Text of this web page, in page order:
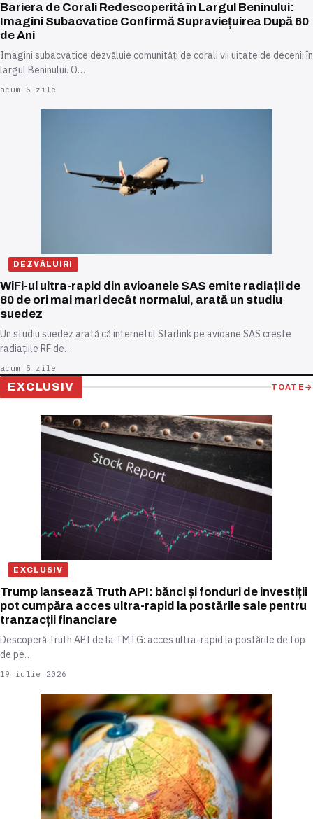
Bariera de Corali Redescoperită în Largul Beninului:
Imagini Subacvatice Confirmă Supraviețuirea După 60
de Ani
Imagini subacvatice dezvăluie comunități de corali vii uitate de decenii în
largul Beninului. O…
acum 5 zile
DEZVĂLUIRI
WiFi-ul ultra-rapid din avioanele SAS emite radiații de
80 de ori mai mari decât normalul, arată un studiu
suedez
Un studiu suedez arată că internetul Starlink pe avioane SAS crește
radiațiile RF de…
acum 5 zile
EXCLUSIV TOATE →
EXCLUSIV
Trump lansează Truth API: bănci și fonduri de investiții
pot cumpăra acces ultra-rapid la postările sale pentru
tranzacții financiare
Descoperă Truth API de la TMTG: acces ultra-rapid la postările de top
de pe…
19 iulie 2026